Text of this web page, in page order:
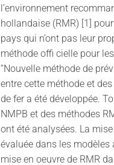
l’environnement
hollandaise (RMR) [1]
pays qui n’ont pas leur
méthode offi cielle pour
“Nouvelle méthode de
entre cette méthode et
de fer a été développée.
NMPB et des méthodes
ont été analysées. La
évaluée dans les
mise en oeuvre de RMR